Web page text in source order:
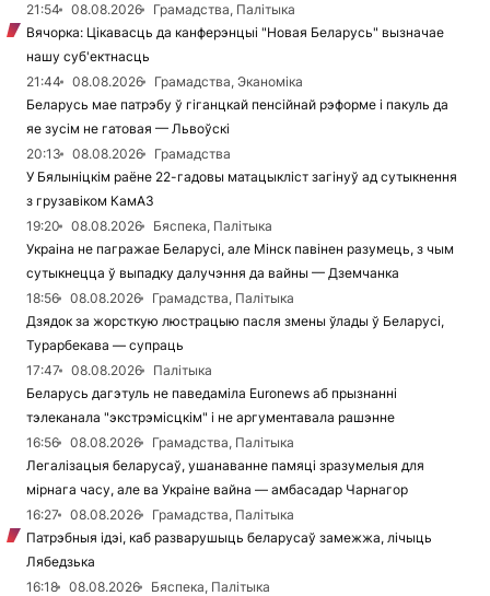
21:54
08.08.2026
Грамадства, Палітыка
Вячорка: Цікавасць да канферэнцыі "Новая Беларусь" вызначае
нашу суб'ектнасць
21:44
08.08.2026
Грамадства, Эканоміка
Беларусь мае патрэбу ў гіганцкай пенсійнай рэформе і пакуль да
яе зусім не гатовая — Львоўскі
20:13
08.08.2026
Грамадства
У Бялыніцкім раёне 22-гадовы матацыкліст загінуў ад сутыкнення
з грузавіком КамАЗ
19:20
08.08.2026
Бяспека, Палітыка
Украіна не пагражае Беларусі, але Мінск павінен разумець, з чым
сутыкнецца ў выпадку далучэння да вайны — Дземчанка
18:56
08.08.2026
Грамадства, Палітыка
Дзядок за жорсткую люстрацыю пасля змены ўлады ў Беларусі,
Турарбекава — супраць
17:47
08.08.2026
Палітыка
Беларусь дагэтуль не паведаміла Euronews аб прызнанні
тэлеканала "экстрэмісцкім" і не аргументавала рашэнне
16:56
08.08.2026
Грамадства, Палітыка
Легалізацыя беларусаў, ушанаванне памяці зразумелыя для
мірнага часу, але ва Украіне вайна — амбасадар Чарнагор
16:27
08.08.2026
Грамадства, Палітыка
Патрэбныя ідэі, каб разварушыць беларусаў замежжа, лічыць
Лябедзька
16:18
08.08.2026
Бяспека, Палітыка